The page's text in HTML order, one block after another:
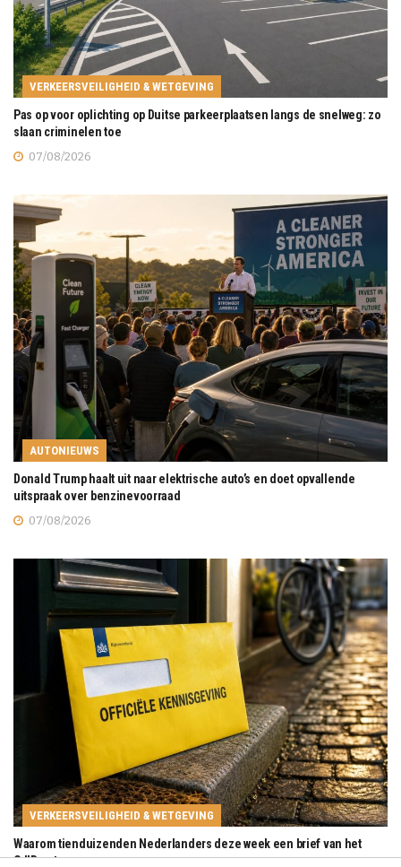
VERKEERSVEILIGHEID & WETGEVING
Pas op voor oplichting op Duitse parkeerplaatsen langs de snelweg: zo
slaan criminelen toe
07/08/2026
AUTONIEUWS
Donald Trump haalt uit naar elektrische auto’s en doet opvallende
uitspraak over benzinevoorraad
07/08/2026
VERKEERSVEILIGHEID & WETGEVING
Waarom tienduizenden Nederlanders deze week een brief van het
CJIB ontvangen